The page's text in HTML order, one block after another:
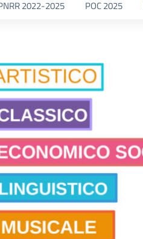
2022-2025 POC 2025